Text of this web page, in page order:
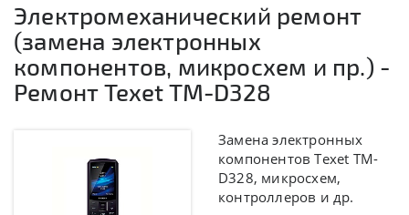
Электромеханический ремонт
(замена электронных
компонентов, микросхем и пр.) -
Ремонт Texet TM-D328
Замена электронных
компонентов Texet TM-
D328, микросхем,
контроллеров и др.